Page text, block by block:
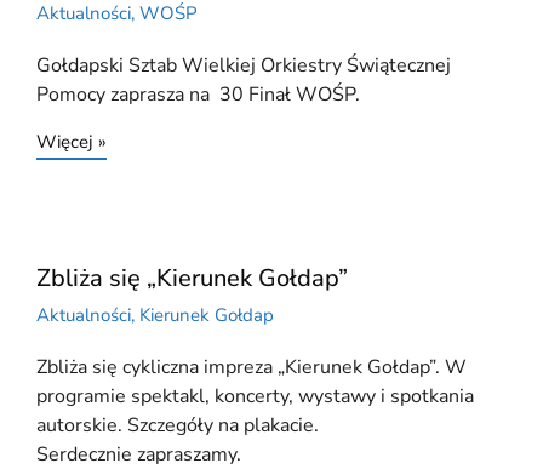
Aktualności, WOŚP
Gołdapski Sztab Wielkiej Orkiestry Świątecznej
Pomocy zaprasza na 30 Finał WOŚP.
Więcej »
Zbliża się „Kierunek Gołdap”
Aktualności, Kierunek Gołdap
Zbliża się cykliczna impreza „Kierunek Gołdap”. W
programie spektakl, koncerty, wystawy i spotkania
autorskie. Szczegóły na plakacie.
Serdecznie zapraszamy.